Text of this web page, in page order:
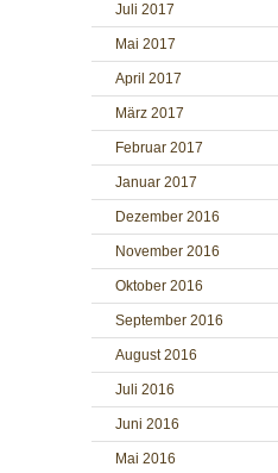
Juli 2017
Mai 2017
April 2017
März 2017
Februar 2017
Januar 2017
Dezember 2016
November 2016
Oktober 2016
September 2016
August 2016
Juli 2016
Juni 2016
Mai 2016